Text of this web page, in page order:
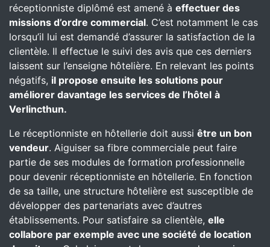
réceptionniste diplômé est amené à effectuer des
missions d’ordre commercial. C’est notamment le cas
lorsqu’il lui est demandé d’assurer la satisfaction de la
clientèle. Il effectue le suivi des avis que ces derniers
laissent sur l’enseigne hôtelière. En relevant les points
négatifs, il propose ensuite les solutions pour
améliorer davantage les services de l’hôtel à
Verlincthun.
Le réceptionniste en hôtellerie doit aussi être un bon
vendeur. Aiguiser sa fibre commerciale peut faire
partie de ses modules de formation professionnelle
pour devenir réceptionniste en hôtellerie. En fonction
de sa taille, une structure hôtelière est susceptible de
développer des partenariats avec d’autres
établissements. Pour satisfaire sa clientèle, elle
collabore par exemple avec une société de location